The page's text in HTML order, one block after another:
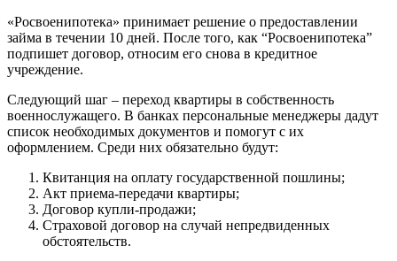
«Росвоенипотека» принимает решение о предоставлении
займа в течении 10 дней. После того, как “Росвоенипотека”
подпишет договор, относим его снова в кредитное
учреждение.
Следующий шаг – переход квартиры в собственность
военнослужащего. В банках персональные менеджеры дадут
список необходимых документов и помогут с их
оформлением. Среди них обязательно будут:
Квитанция на оплату государственной пошлины;
Акт приема-передачи квартиры;
Договор купли-продажи;
Страховой договор на случай непредвиденных
обстоятельств.